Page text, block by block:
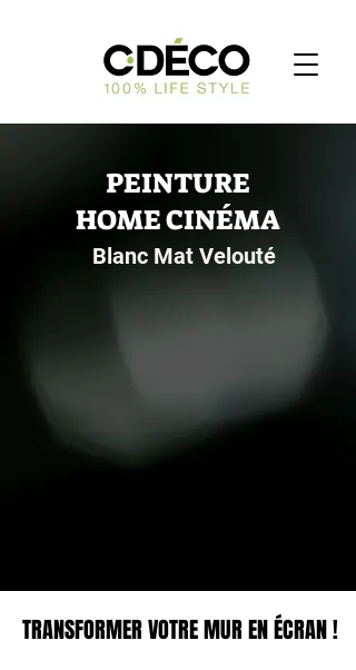
PEINTURE
HOME CINÉMA
Blanc Mat Velouté
TRANSFORMER VOTRE MUR EN ÉCRAN !
TRANSFORMER VOTRE MUR EN ÉCRAN !